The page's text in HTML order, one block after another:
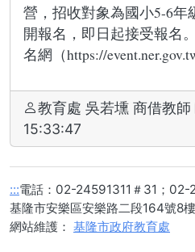
營，招收對象為國小5-6年
開報名，即日起接受報名
名網（https://
教育處 吳若壎 商借教師
15:33:47
:::電話：02-24591311 ＃31；02-
基隆市安樂區安樂路二段164號8樓
網站維護： 基隆市政府教育處